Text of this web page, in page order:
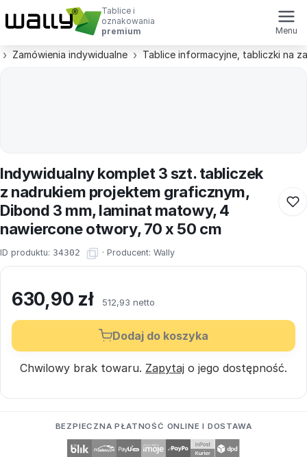
Tablice i
oznakowania
premium
Menu
Zamówienia indywidualne Tablice informacyjne, tabliczki na
Indywidualny komplet 3 szt. tabliczek
z nadrukiem projektem graficznym,
Dibond 3 mm, laminat matowy, 4
nawiercone otwory, 70 x 50 cm
ID produktu: 34302 · Producent: Wally
630,90 zł 512,93 netto
Dodaj do koszyka
Chwilowy brak towaru. Zapytaj o jego dostępność.
BEZPIECZNA PŁATNOŚĆ ONLINE I DOSTAWA